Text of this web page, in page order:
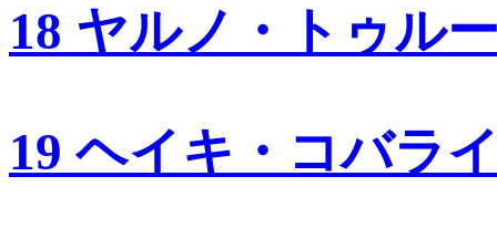
18 ヤルノ・トゥル
19 ヘイキ・コバラ